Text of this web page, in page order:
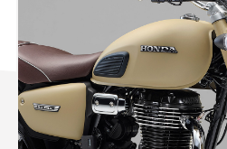
Campaign
人気のハッシュタグ
スズキ ジムニー｜Suzuki Jimny
マツダ｜Mazda
マツダ ロード